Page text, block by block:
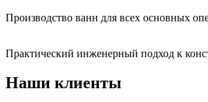
Производство ванн для всех основных
Практический инженерный подход к
Наши клиенты